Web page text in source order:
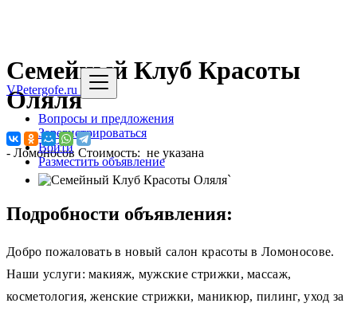
VPetergofe.ru
Вопросы и предложения
Зарегистрироваться
Войти
Разместить объявление
Семейный Клуб Красоты
Оляля
- Ломоносов Стоимость: не указана
`
Подробности объявления:
Добро пожаловать в новый салон красоты в Ломоносове.
Наши услуги: макияж, мужские стрижки, массаж,
косметология, женские стрижки, маникюр, пилинг, уход за